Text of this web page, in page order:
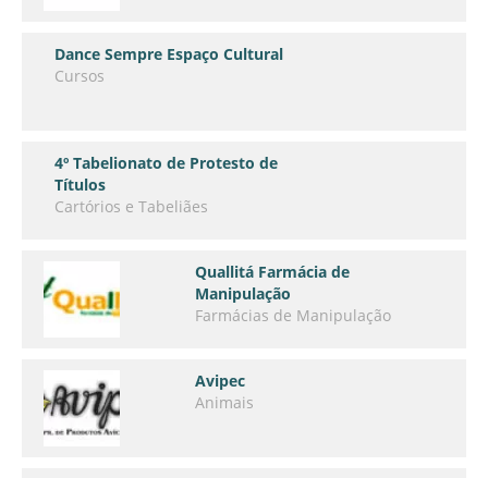
Dance Sempre Espaço Cultural
Cursos
4º Tabelionato de Protesto de
Títulos
Cartórios e Tabeliães
Quallitá Farmácia de
Manipulação
Farmácias de Manipulação
Avipec
Animais